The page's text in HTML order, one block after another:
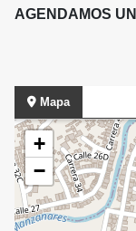
AGENDAMOS
Mapa
+
−